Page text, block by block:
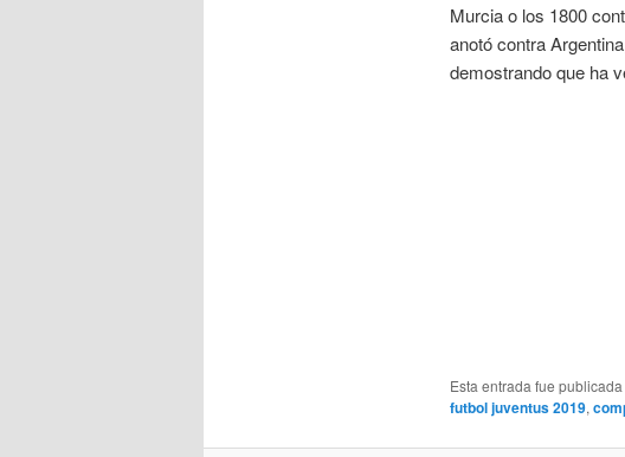
Murcia o los 1800
anotó contra
demostrando que ha
Esta entrada fue publicada
futbol juventus 2019,